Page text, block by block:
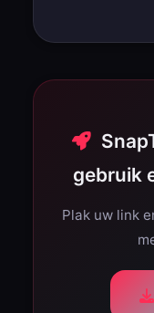
gebruik
Plak uw link